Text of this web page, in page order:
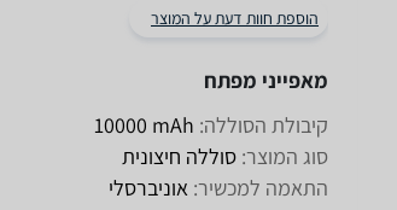
הוספת חוות דעת על המוצר
מאפייני מפתח
קיבולת הסוללה: mAh‏ 10000
סוג המוצר: סוללה חיצונית
התאמה למכשיר: אוניברסלי